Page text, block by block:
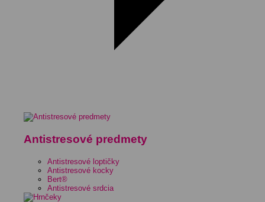
Antistresové predmety
Antistresové loptičky
Antistresové kocky
Bert®
Antistresové srdcia